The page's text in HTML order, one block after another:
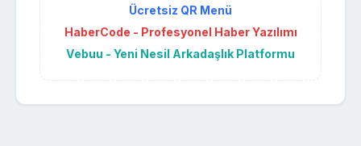
Ücretsiz QR Menü
HaberCode - Profesyonel Haber Yazılımı
Vebuu - Yeni Nesil Arkadaşlık Platformu